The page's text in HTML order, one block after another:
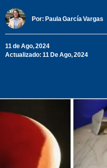
Por: Paula García Vargas
11 de Ago, 2024
Actualizado: 11 De Ago, 2024